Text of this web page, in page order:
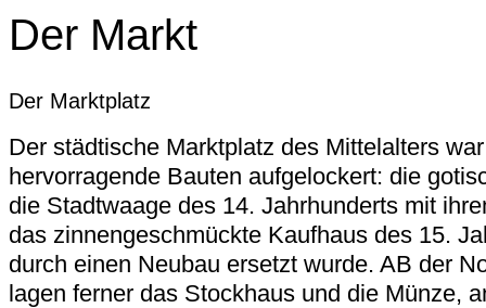
Der Markt
Der Marktplatz
Der städtische Marktplatz des Mittelalters
hervorragende Bauten aufgelockert: die
die Stadtwaage des 14. Jahrhunderts mit
das zinnengeschmückte Kaufhaus des 15.
durch einen Neubau ersetzt wurde. AB der
lagen ferner das Stockhaus und die Münze,